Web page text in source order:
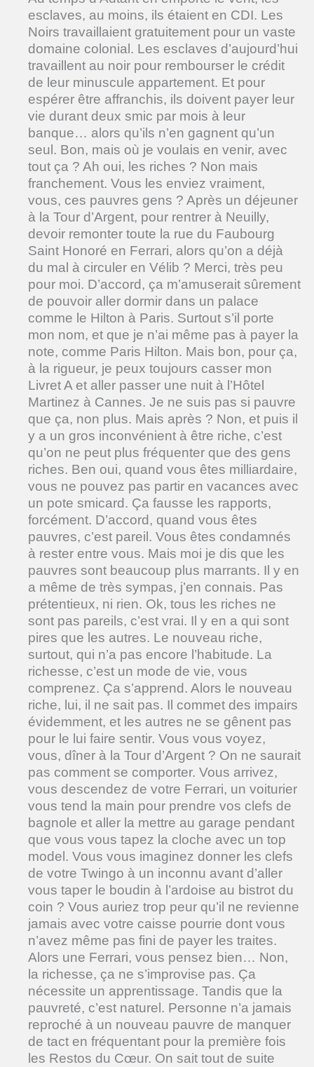
esclaves, au moins, ils étaient en CDI. Les
Noirs travaillaient gratuitement pour un vaste
domaine colonial. Les esclaves d’aujourd’hui
travaillent au noir pour rembourser le crédit
de leur minuscule appartement. Et pour
espérer être affranchis, ils doivent payer leur
vie durant deux smic par mois à leur
banque… alors qu’ils n’en gagnent qu’un
seul. Bon, mais où je voulais en venir, avec
tout ça ? Ah oui, les riches ? Non mais
franchement. Vous les enviez vraiment,
vous, ces pauvres gens ? Après un déjeuner
à la Tour d’Argent, pour rentrer à Neuilly,
devoir remonter toute la rue du Faubourg
Saint Honoré en Ferrari, alors qu’on a déjà
du mal à circuler en Vélib ? Merci, très peu
pour moi. D’accord, ça m’amuserait sûrement
de pouvoir aller dormir dans un palace
comme le Hilton à Paris. Surtout s’il porte
mon nom, et que je n’ai même pas à payer la
note, comme Paris Hilton. Mais bon, pour ça,
à la rigueur, je peux toujours casser mon
Livret A et aller passer une nuit à l’Hôtel
Martinez à Cannes. Je ne suis pas si pauvre
que ça, non plus. Mais après ? Non, et puis il
y a un gros inconvénient à être riche, c’est
qu’on ne peut plus fréquenter que des gens
riches. Ben oui, quand vous êtes milliardaire,
vous ne pouvez pas partir en vacances avec
un pote smicard. Ça fausse les rapports,
forcément. D’accord, quand vous êtes
pauvres, c’est pareil. Vous êtes condamnés
à rester entre vous. Mais moi je dis que les
pauvres sont beaucoup plus marrants. Il y en
a même de très sympas, j’en connais. Pas
prétentieux, ni rien. Ok, tous les riches ne
sont pas pareils, c’est vrai. Il y en a qui sont
pires que les autres. Le nouveau riche,
surtout, qui n’a pas encore l’habitude. La
richesse, c’est un mode de vie, vous
comprenez. Ça s’apprend. Alors le nouveau
riche, lui, il ne sait pas. Il commet des impairs
évidemment, et les autres ne se gênent pas
pour le lui faire sentir. Vous vous voyez,
vous, dîner à la Tour d’Argent ? On ne saurait
pas comment se comporter. Vous arrivez,
vous descendez de votre Ferrari, un voiturier
vous tend la main pour prendre vos clefs de
bagnole et aller la mettre au garage pendant
que vous vous tapez la cloche avec un top
model. Vous vous imaginez donner les clefs
de votre Twingo à un inconnu avant d’aller
vous taper le boudin à l’ardoise au bistrot du
coin ? Vous auriez trop peur qu’il ne revienne
jamais avec votre caisse pourrie dont vous
n’avez même pas fini de payer les traites.
Alors une Ferrari, vous pensez bien… Non,
la richesse, ça ne s’improvise pas. Ça
nécessite un apprentissage. Tandis que la
pauvreté, c’est naturel. Personne n’a jamais
reproché à un nouveau pauvre de manquer
de tact en fréquentant pour la première fois
les Restos du Cœur. On sait tout de suite